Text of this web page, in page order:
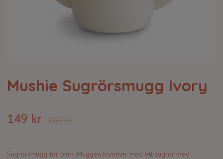
Mushie Sugrörsmugg Ivory
149 kr 189 kr
Sugrörsmugg för barn. Muggen kommer med ett sugrör med